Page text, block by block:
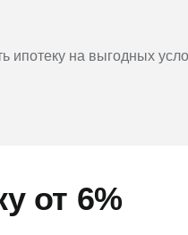
на выгодных
от 6%